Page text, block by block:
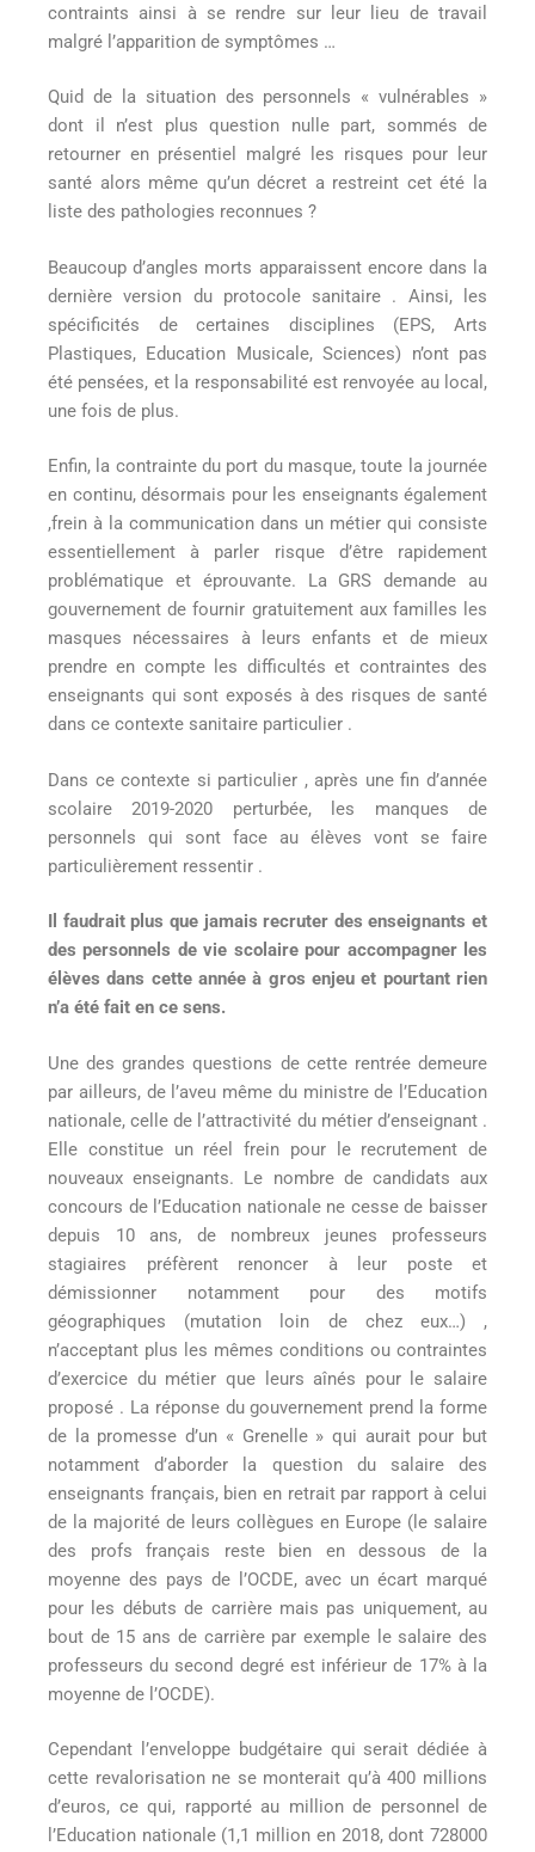
contraints ainsi à se rendre sur leur lieu de travail
malgré l’apparition de symptômes …
Quid de la situation des personnels « vulnérables »
dont il n’est plus question nulle part, sommés de
retourner en présentiel malgré les risques pour leur
santé alors même qu’un décret a restreint cet été la
liste des pathologies reconnues ?
Beaucoup d’angles morts apparaissent encore dans la
dernière version du protocole sanitaire . Ainsi, les
spécificités de certaines disciplines (EPS, Arts
Plastiques, Education Musicale, Sciences) n’ont pas
été pensées, et la responsabilité est renvoyée au local,
une fois de plus.
Enfin, la contrainte du port du masque, toute la journée
en continu, désormais pour les enseignants également
,frein à la communication dans un métier qui consiste
essentiellement à parler risque d’être rapidement
problématique et éprouvante. La GRS demande au
gouvernement de fournir gratuitement aux familles les
masques nécessaires à leurs enfants et de mieux
prendre en compte les difficultés et contraintes des
enseignants qui sont exposés à des risques de santé
dans ce contexte sanitaire particulier .
Dans ce contexte si particulier , après une fin d’année
scolaire 2019-2020 perturbée, les manques de
personnels qui sont face au élèves vont se faire
particulièrement ressentir .
Il faudrait plus que jamais recruter des enseignants et
des personnels de vie scolaire pour accompagner les
élèves dans cette année à gros enjeu et pourtant rien
n’a été fait en ce sens.
Une des grandes questions de cette rentrée demeure
par ailleurs, de l’aveu même du ministre de l’Education
nationale, celle de l’attractivité du métier d’enseignant .
Elle constitue un réel frein pour le recrutement de
nouveaux enseignants. Le nombre de candidats aux
concours de l’Education nationale ne cesse de baisser
depuis 10 ans, de nombreux jeunes professeurs
stagiaires préfèrent renoncer à leur poste et
démissionner notamment pour des motifs
géographiques (mutation loin de chez eux…) ,
n’acceptant plus les mêmes conditions ou contraintes
d’exercice du métier que leurs aînés pour le salaire
proposé . La réponse du gouvernement prend la forme
de la promesse d’un « Grenelle » qui aurait pour but
notamment d’aborder la question du salaire des
enseignants français, bien en retrait par rapport à celui
de la majorité de leurs collègues en Europe (le salaire
des profs français reste bien en dessous de la
moyenne des pays de l’OCDE, avec un écart marqué
pour les débuts de carrière mais pas uniquement, au
bout de 15 ans de carrière par exemple le salaire des
professeurs du second degré est inférieur de 17% à la
moyenne de l’OCDE).
Cependant l’enveloppe budgétaire qui serait dédiée à
cette revalorisation ne se monterait qu’à 400 millions
d’euros, ce qui, rapporté au million de personnel de
l’Education nationale (1,1 million en 2018, dont 728000